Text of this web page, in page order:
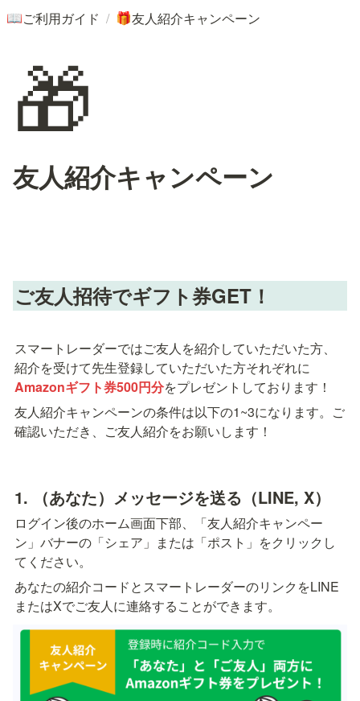
📖ご利用ガイド / 🎁友人紹介キャンペーン
🎁
友人紹介キャンペーン
ご友人招待でギフト券GET！
スマートレーダーではご友人を紹介していただいた方、
紹介を受けて先生登録していただいた方それぞれに
Amazonギフト券500円分をプレゼントしております！
友人紹介キャンペーンの条件は以下の1~3になります。ご
確認いただき、ご友人紹介をお願いします！
1. （あなた）メッセージを送る（LINE, X）
ログイン後のホーム画面下部、「友人紹介キャンペー
ン」バナーの「シェア」または「ポスト」をクリックし
てください。
あなたの紹介コードとスマートレーダーのリンクをLINE
またはXでご友人に連絡することができます。